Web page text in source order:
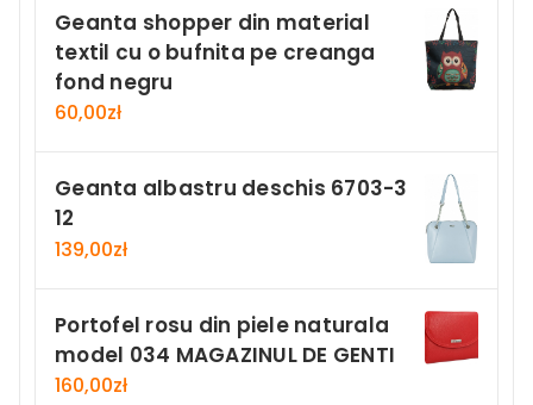
Geanta shopper din material
textil cu o bufnita pe creanga
fond negru
60,00zł
Geanta albastru deschis 6703-3
12
139,00zł
Portofel rosu din piele naturala
model 034 MAGAZINUL DE GENTI
160,00zł